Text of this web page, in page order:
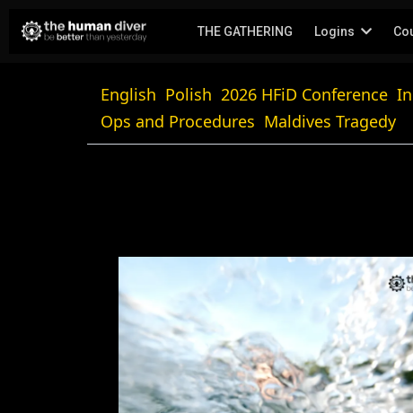
THE GATHERING Logins
English Polish 2026 HFiD Conference
Ops and Procedures Maldives Tragedy